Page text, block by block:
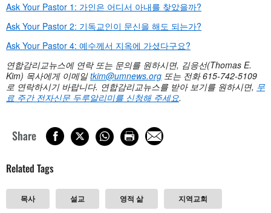
Ask Your Pastor 1: 가인은 어디서 아내를 찾았을까?
Ask Your Pastor 2: 기독교인이 문신을 해도 되는가?
Ask Your Pastor 4: 예수께서 지옥에 가셨다구요?
연합감리교뉴스에 연락 또는 문의를 원하시면, 김응선(Thomas E.
Kim) 목사에게 이메일tkim@umnews.org 또는 전화 615-742-5109
로 연락하시기 바랍니다. 연합감리교뉴스를 받아 보기를 원하시면, 무
료 주간 전자신문 두루알리미를 신청해 주세요.
Share
Related Tags
목사 설교 영적 삶 지역교회